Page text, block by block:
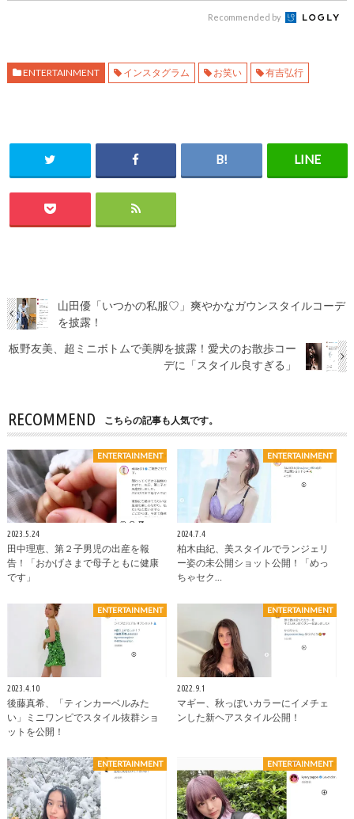
Recommended by
ENTERTAINMENT インスタグラム お笑い 有吉弘行
山田優「いつかの私服♡」爽やかなガウンスタイルコーデ
を披露！
板野友美、超ミニボトムで美脚を披露！愛犬のお散歩コー
デに「スタイル良すぎる」
RECOMMEND こちらの記事も人気です。
ENTERTAINMENT
2023.5.24
田中理恵、第２子男児の出産を報
告！「おかげさまで母子ともに健康
です」
ENTERTAINMENT
2024.7.4
柏木由紀、美スタイルでランジェリ
ー姿の未公開ショット公開！「めっ
ちゃセク…
ENTERTAINMENT
2023.4.10
後藤真希、「ティンカーベルみた
い」ミニワンピでスタイル抜群ショ
ットを公開！
ENTERTAINMENT
2022.9.1
マギー、秋っぽいカラーにイメチェ
ンした新ヘアスタイル公開！
ENTERTAINMENT ENTERTAINMENT